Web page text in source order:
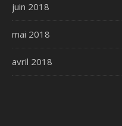
juin 2018
mai 2018
avril 2018